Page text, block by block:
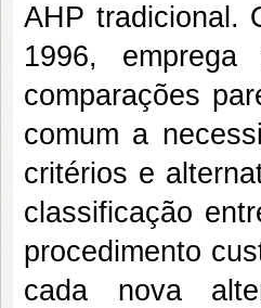
AHP tradicional.
1996, emprega
comparações
comum a
critérios e
classificação
procedimento
cada nova